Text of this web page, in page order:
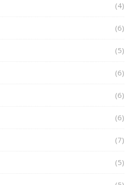
(4)
(6)
(5)
(6)
(6)
(6)
(7)
(5)